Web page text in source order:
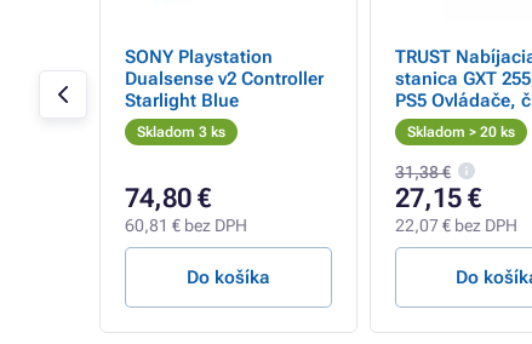
SONY Playstation
Dualsense v2 Controller
Starlight Blue
Skladom 3 ks
74,80 €
60,81 € bez DPH
Do košíka
TRUST
stanica GXT
PS5 Ovládače,
Skladom > 20 ks
31,38 €
27,15 €
22,07 € bez DPH
Do